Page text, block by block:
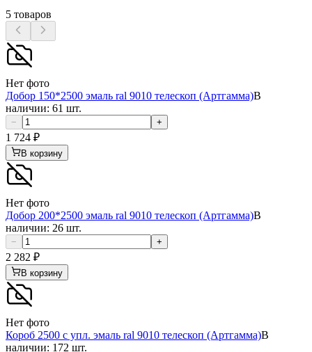
5 товаров
Нет фото
Добор 150*2500 эмаль ral 9010 телескоп (Артгамма)В
наличии: 61 шт.
− +
1 724 ₽
В корзину
Нет фото
Добор 200*2500 эмаль ral 9010 телескоп (Артгамма)В
наличии: 26 шт.
− +
2 282 ₽
В корзину
Нет фото
Короб 2500 с упл. эмаль ral 9010 телескоп (Артгамма)В
наличии: 172 шт.